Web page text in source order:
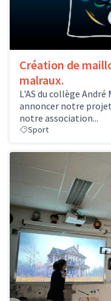
Création de
malraux.
L'AS du collège
annoncer notre
notre association...
Sport